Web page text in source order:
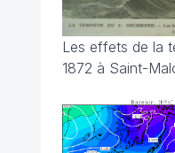
Les effets de la
1872 à Saint-